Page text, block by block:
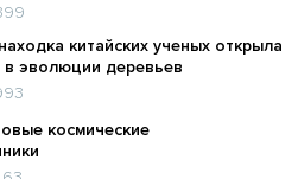
китайских ученых открыла
в эволюции деревьев
космические